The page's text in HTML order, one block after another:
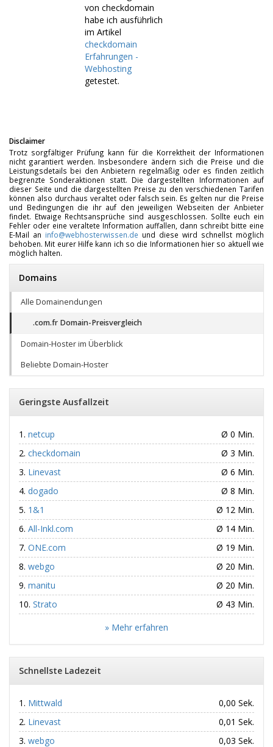
von checkdomain
habe ich ausführlich
im Artikel
checkdomain
Erfahrungen -
Webhosting
getestet.
Disclaimer
Trotz sorgfältiger Prüfung kann für die Korrektheit der Informationen
nicht garantiert werden. Insbesondere ändern sich die Preise und die
Leistungsdetails bei den Anbietern regelmäßig oder es finden zeitlich
begrenzte Sonderaktionen statt. Die dargestellten Informationen auf
dieser Seite und die dargestellten Preise zu den verschiedenen Tarifen
können also durchaus veraltet oder falsch sein. Es gelten nur die Preise
und Bedingungen die ihr auf den jeweiligen Webseiten der Anbieter
findet. Etwaige Rechtsansprüche sind ausgeschlossen. Sollte euch ein
Fehler oder eine veraltete Information auffallen, dann schreibt bitte eine
E-Mail an info@webhosterwissen.de und diese wird schnellst möglich
behoben. Mit eurer Hilfe kann ich so die Informationen hier so aktuell wie
möglich halten.
Domains
Alle Domainendungen
.com.fr Domain-Preisvergleich
Domain-Hoster im Überblick
Beliebte Domain-Hoster
Geringste Ausfallzeit
netcup
Ø 0 Min.
checkdomain
Ø 3 Min.
Linevast
Ø 6 Min.
dogado
Ø 8 Min.
1&1
Ø 12 Min.
All-Inkl.com
Ø 14 Min.
ONE.com
Ø 19 Min.
webgo
Ø 20 Min.
manitu
Ø 20 Min.
Strato
Ø 43 Min.
» Mehr erfahren
Schnellste Ladezeit
Mittwald
0,00 Sek.
Linevast
0,01 Sek.
webgo
0,03 Sek.